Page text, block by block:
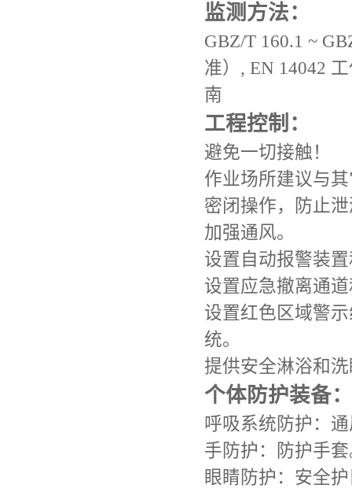
监测方法：
GBZ/T 160.1 ~
准）, EN 14042
南
工程控制：
避免一切接触！
作业场所建议与
密闭操作，防止
加强通风。
设置自动报警装
设置应急撤离通
设置红色区域警
统。
提供安全淋浴和
个体防护装备：
呼吸系统防护：
手防护：防护手
眼睛防护：安全